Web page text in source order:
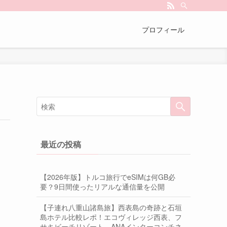
プロフィール
最近の投稿
【2026年版】トルコ旅行でeSIMは何GB必
要？9日間使ったリアルな通信量を公開
【子連れ八重山諸島旅】西表島の奇跡と石垣
島ホテル比較レポ！エコヴィレッジ西表、フ